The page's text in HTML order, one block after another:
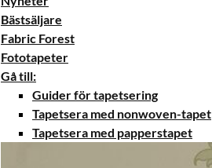
Bästsäljare
Fabric Forest
Fototapeter
Gå till:
Guider för tapetsering
Tapetsera med nonwoven-tapet
Tapetsera med papperstapet